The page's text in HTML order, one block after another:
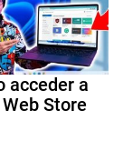
acceder a
Store